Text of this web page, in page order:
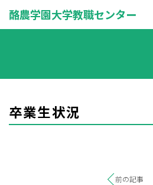
酪農学園大学教職センター
卒業生状況
前の記事